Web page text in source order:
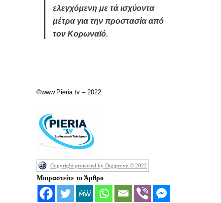
ελεγχόμενη με τά ισχύοντα
μέτρα για την προστασία από
τον Κορωναϊό.
©www.Pieria.tv – 2022
Copyright protected by Digiprove © 2022
Μοιραστείτε το Άρθρο